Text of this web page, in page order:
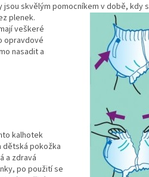
skvělým pomocníkem v době, kdy
plenek.
veškeré
opravdové
nasadit a
kalhotek
pokožka
a zdravá
po použití se